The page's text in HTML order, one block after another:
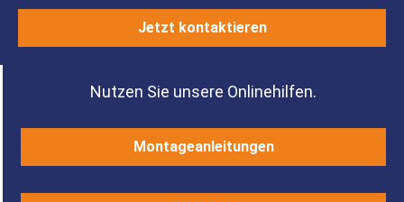
Jetzt kontaktieren
Nutzen Sie unsere Onlinehilfen.
Montageanleitungen